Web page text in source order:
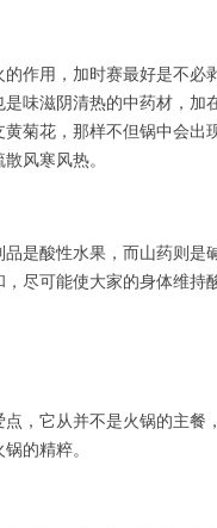
作用，加时赛最好是不必
味滋阴清热的中药材，加
菊花，那样不但锅中会出
风寒风热。
是酸性水果，而山药则是
尽可能使大家的身体维持
，它从并不是火锅的主餐
的精粹。